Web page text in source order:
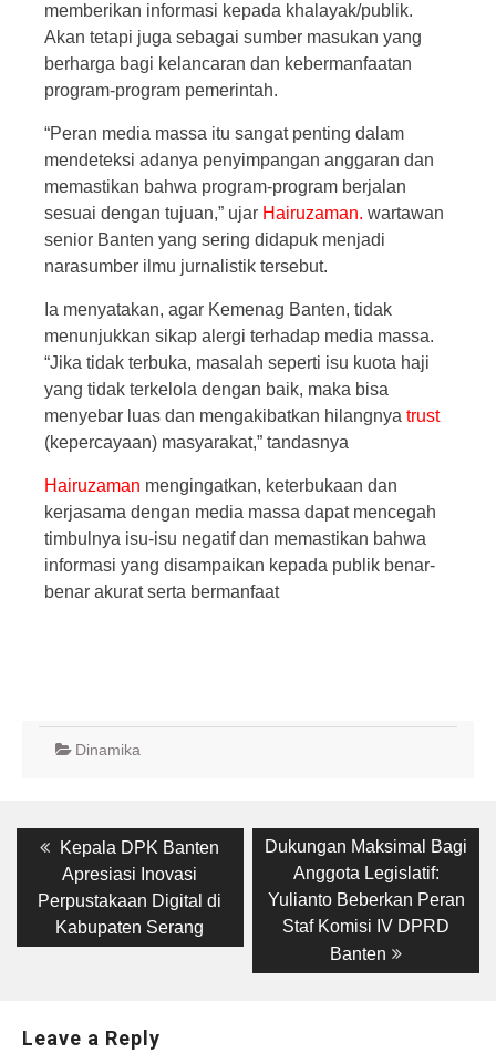
memberikan informasi kepada khalayak/publik.
Akan tetapi juga sebagai sumber masukan yang
berharga bagi kelancaran dan kebermanfaatan
program-program pemerintah.
“Peran media massa itu sangat penting dalam
mendeteksi adanya penyimpangan anggaran dan
memastikan bahwa program-program berjalan
sesuai dengan tujuan,” ujar Hairuzaman. wartawan
senior Banten yang sering didapuk menjadi
narasumber ilmu jurnalistik tersebut.
Ia menyatakan, agar Kemenag Banten, tidak
menunjukkan sikap alergi terhadap media massa.
“Jika tidak terbuka, masalah seperti isu kuota haji
yang tidak terkelola dengan baik, maka bisa
menyebar luas dan mengakibatkan hilangnya trust
(kepercayaan) masyarakat,” tandasnya
Hairuzaman mengingatkan, keterbukaan dan
kerjasama dengan media massa dapat mencegah
timbulnya isu-isu negatif dan memastikan bahwa
informasi yang disampaikan kepada publik benar-
benar akurat serta bermanfaat
Dinamika
Post
navigation
Previous
post:
Kepala DPK Banten
Apresiasi Inovasi
Perpustakaan Digital di
Kabupaten Serang
Next
post:
Dukungan Maksimal Bagi
Anggota Legislatif:
Yulianto Beberkan Peran
Staf Komisi IV DPRD
Banten
Leave a Reply